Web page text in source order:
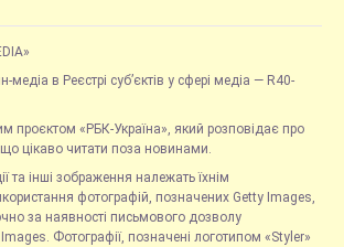
медіа в Реєстрі суб’єктів у сфері медіа — R40-
проєктом «РБК-Україна», який розповідає про
цікаво читати поза новинами.
та інші зображення належать їхнім
фотографій, позначених Getty Images,
за наявності письмового дозволу
Фотографії, позначені логотипом «Styler»